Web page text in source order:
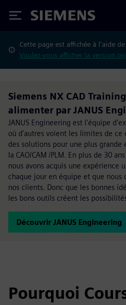
Siemens
Cette page est affichée à l'aide
Voulez-vous afficher la version
Siemens NX CAD
alimenter par JANUS
JANUS Engineering est l'équipe
où d'autres voient les limites de ce
des solutions pour une plus
la CAO/CAM /PLM. En plus de 30
nous avons acquis une expérience
chaque jour en équipe et que nous
nos clients. Donc que les bonnes
les bons outils créent les
Découvrir JANUS Engineering
Pourquoi